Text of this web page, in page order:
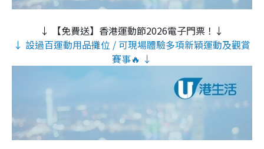
↓ 【免費送】香港運動節2026電子門票！↓
↓ 設過百運動用品攤位 / 可現場體驗多項新穎運動及觀賞
賽事🔥 ↓